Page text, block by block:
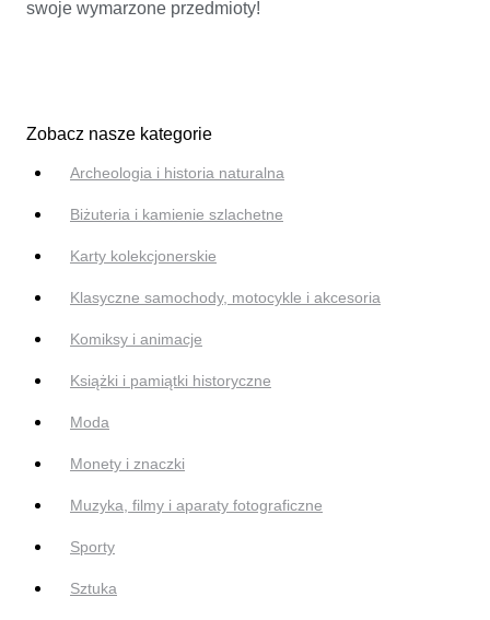
swoje wymarzone przedmioty!
Zobacz nasze kategorie
Archeologia i historia naturalna
Biżuteria i kamienie szlachetne
Karty kolekcjonerskie
Klasyczne samochody, motocykle i akcesoria
Komiksy i animacje
Książki i pamiątki historyczne
Moda
Monety i znaczki
Muzyka, filmy i aparaty fotograficzne
Sporty
Sztuka